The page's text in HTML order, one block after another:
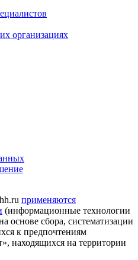
организациях
применяются
(информационные технологии
основе сбора, систематизации
к предпочтениям
находящихся на территории